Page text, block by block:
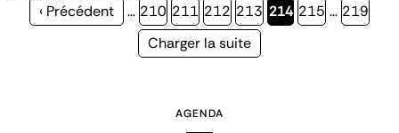
Page
‹ Précédent … Page
210 Page
211 Page
212 Page
213 Page
214 Page
215 … Page
219
Page
Charger la suite
AGENDA